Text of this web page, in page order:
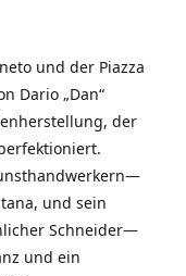
und der Piazza
Dario „Dan“
der
und sein
Schneider—
und ein